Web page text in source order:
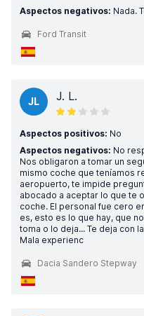
Aspectos negativos: Nada.
Ford Transit
JL J. L.
Aspectos positivos: No
Aspectos negativos: No
Nos obligaron a tomar un
mismo coche que teníamos
aeropuerto, te impide
abocado a aceptar lo que te
coche. El personal fue cero
es, esto es lo que hay, que
toma o lo deja... Te deja con
Mala experienc
Dacia Sandero Stepway